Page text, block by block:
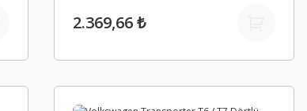
2.369,66 ₺